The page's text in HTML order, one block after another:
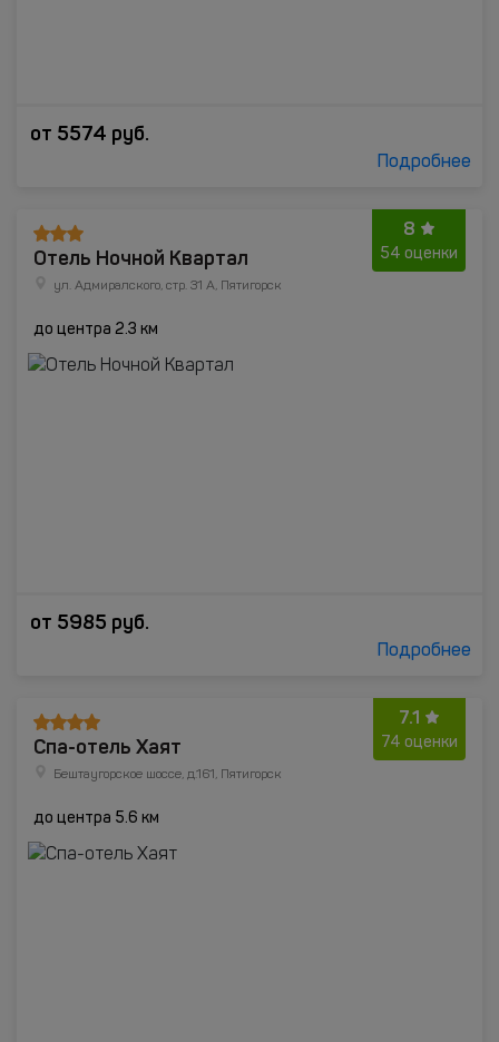
от 5574 руб.
Подробнее
8
54 оценки
Отель Ночной Квартал
ул. Адмиралского, стр. 31 А, Пятигорск
до центра 2.3 км
от 5985 руб.
Подробнее
7.1
74 оценки
Спа-отель Хаят
Бештаугорское шоссе, д.161, Пятигорск
до центра 5.6 км